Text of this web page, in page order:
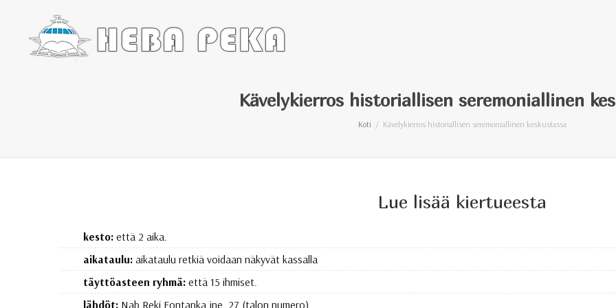
Kävelykierros historiallisen seremoniallinen
Koti Kävelykierros historiallisen seremoniallinen keskustassa
Lue lisää kiertueesta
kesto:että 2 aika.
aikataulu:aikataulu retkiä voidaan näkyvät kassalla
täyttöasteen ryhmä:että 15 ihmiset.
lähdöt:Nab.Reki Fontanka jne. 27 (talon numero).